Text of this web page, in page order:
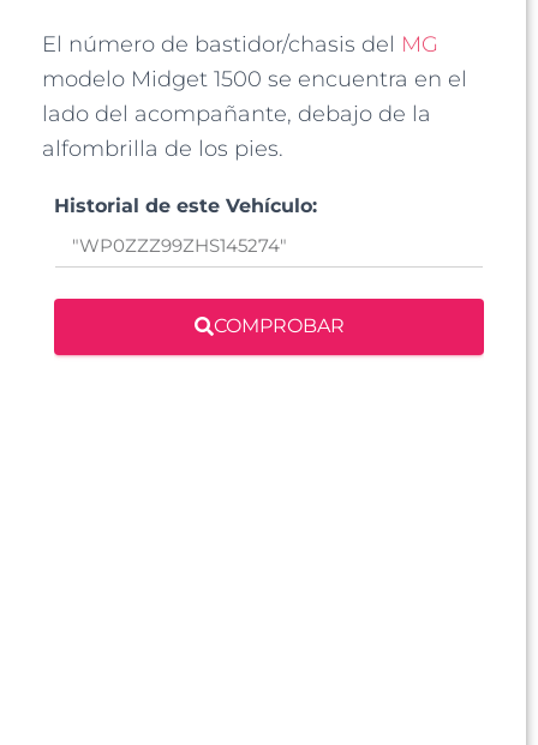
El número de bastidor/chasis del MG
modelo Midget 1500 se encuentra en el
lado del acompañante, debajo de la
alfombrilla de los pies.
Historial de este Vehículo:
COMPROBAR